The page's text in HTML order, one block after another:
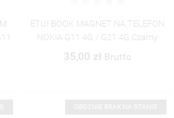
ETUI BOOK MAGNET NA TELEFON
NOKIA G11 4G / G21 4G Czarny
35,00 zł Brutto
BY ZAPISAĆ PRODUKTY NA